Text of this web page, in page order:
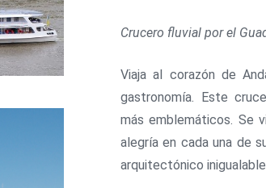
Crucero fluvial por el
Viaja al corazón de
gastronomía. Este
más emblemáticos. Se
alegría en cada una de
arquitectónico